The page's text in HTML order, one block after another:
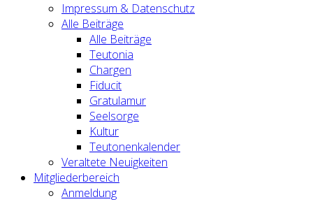
Impressum & Datenschutz
Alle Beiträge
Alle Beiträge
Teutonia
Chargen
Fiducit
Gratulamur
Seelsorge
Kultur
Teutonenkalender
Veraltete Neuigkeiten
Mitgliederbereich
Anmeldung